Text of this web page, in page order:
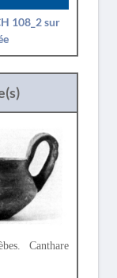
108_2 sur
Canthare